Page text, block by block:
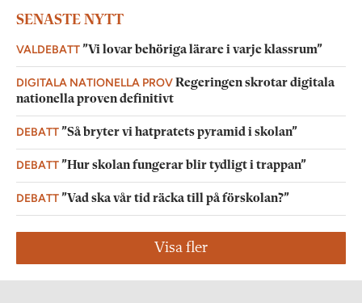
SENASTE NYTT
VALDEBATT”Vi lovar behöriga lärare i varje klassrum”
DIGITALA NATIONELLA PROVRegeringen skrotar digitala
nationella proven definitivt
DEBATT”Så bryter vi hatpratets pyramid i skolan”
DEBATT”Hur skolan fungerar blir tydligt i trappan”
DEBATT”Vad ska vår tid räcka till på förskolan?”
Visa fler